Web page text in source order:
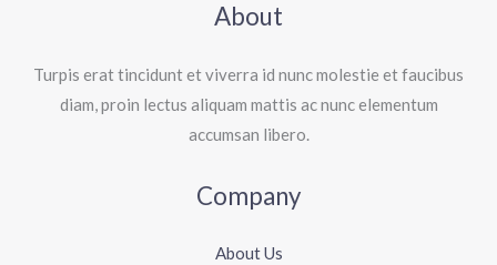
About
Turpis erat tincidunt et viverra id nunc molestie et faucibus
diam, proin lectus aliquam mattis ac nunc elementum
accumsan libero.
Company
About Us